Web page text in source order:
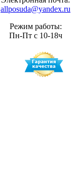
allposuda@yandex.ru
Режим работы:
Пн-Пт с 10-18ч